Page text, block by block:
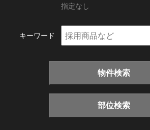
指定なし
キーワード
物件検索
部位検索